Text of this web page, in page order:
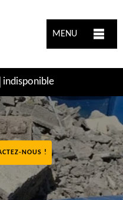
MENU
indisponible
NOUS !